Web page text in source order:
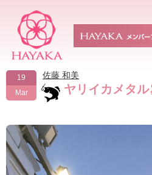
19
Mar
佐藤 和美
ヤリイカメタル